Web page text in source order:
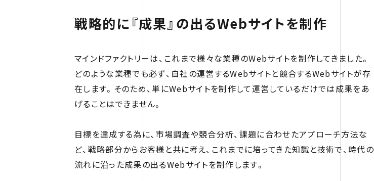
戦略的に『成果』の出るWebサイトを制作
マインドファクトリーは、これまで様々な業種のWebサイトを制作してきました。
どのような業種でも必ず、自社の運営するWebサイトと競合するWebサイトが存
在します。そのため、単にWebサイトを制作して運営しているだけでは成果をあ
げることはできません。
目標を達成する為に、市場調査や競合分析、課題に合わせたアプローチ方法な
ど、戦略部分からお客様と共に考え、これまでに培ってきた知識と技術で、時代の
流れに沿った成果の出るWebサイトを制作します。